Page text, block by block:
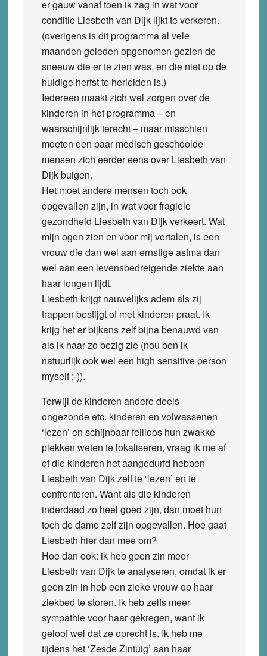
er gauw vanaf toen ik zag in wat voor
conditie Liesbeth van Dijk lijkt te verkeren.
(overigens is dit programma al vele
maanden geleden opgenomen gezien de
sneeuw die er te zien was, en die niet op de
huidige herfst te herleiden is.)
Iedereen maakt zich wel zorgen over de
kinderen in het programma – en
waarschijnlijk terecht – maar misschien
moeten een paar medisch geschoolde
mensen zich eerder eens over Liesbeth van
Dijk buigen.
Het moet andere mensen toch ook
opgevallen zijn, in wat voor fragiele
gezondheid Liesbeth van Dijk verkeert. Wat
mijn ogen zien en voor mij vertalen, is een
vrouw die dan wel aan ernstige astma dan
wel aan een levensbedreigende ziekte aan
haar longen lijdt.
Liesbeth krijgt nauwelijks adem als zij
trappen bestijgt of met kinderen praat. Ik
krijg het er bijkans zelf bijna benauwd van
als ik haar zo bezig zie (nou ben ik
natuurlijk ook wel een high sensitive person
myself ;-)).
Terwijl de kinderen andere deels
ongezonde etc. kinderen en volwassenen
‘lezen’ en schijnbaar feilloos hun zwakke
plekken weten te lokaliseren, vraag ik me af
of die kinderen het aangedurfd hebben
Liesbeth van Dijk zelf te ‘lezen’ en te
confronteren. Want als die kinderen
inderdaad zo heel goed zijn, dan moet hun
toch de dame zelf zijn opgevallen. Hoe gaat
Liesbeth hier dan mee om?
Hoe dan ook: ik heb geen zin meer
Liesbeth van Dijk te analyseren, omdat ik er
geen zin in heb een zieke vrouw op haar
ziekbed te storen. Ik heb zelfs meer
sympathie voor haar gekregen, want ik
geloof wel dat ze oprecht is. Ik heb me
tijdens het ‘Zesde Zintuig’ aan haar